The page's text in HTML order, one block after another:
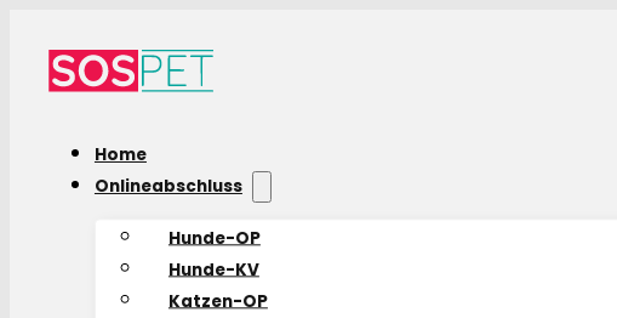
Home
Onlineabschluss
Hunde-OP
Hunde-KV
Katzen-OP